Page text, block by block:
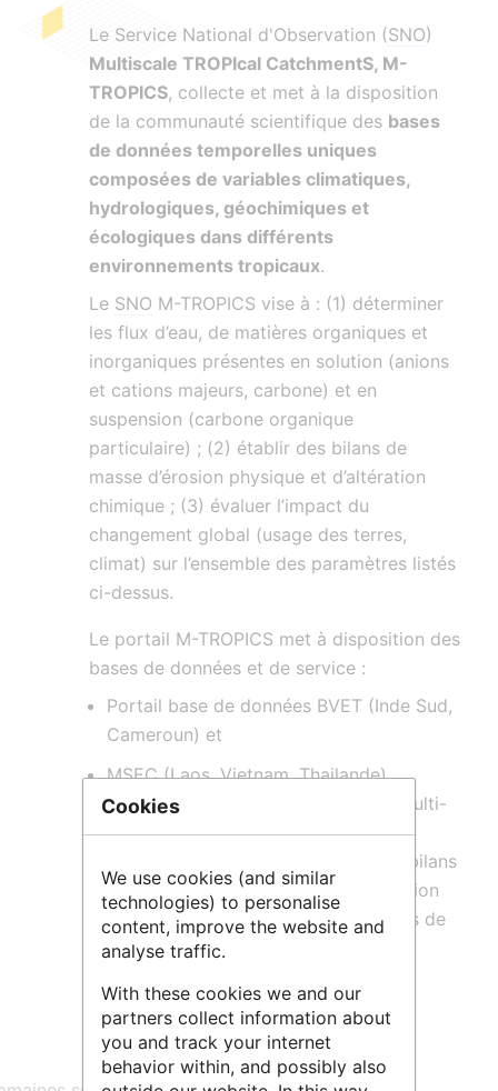
Le Service National d'Observation (SNO)
Multiscale TROPIcal CatchmentS, M-
TROPICS, collecte et met à la disposition
de la communauté scientifique des bases
de données temporelles uniques
composées de variables climatiques,
hydrologiques, géochimiques et
écologiques dans différents
environnements tropicaux.
Le SNO M-TROPICS vise à : (1) déterminer
les flux d’eau, de matières organiques et
inorganiques présentes en solution (anions
et cations majeurs, carbone) et en
suspension (carbone organique
particulaire) ; (2) établir des bilans de
masse d’érosion physique et d’altération
chimique ; (3) évaluer l’impact du
changement global (usage des terres,
climat) sur l’ensemble des paramètres listés
ci-dessus.
Le portail M-TROPICS met à disposition des
bases de données et de service :
Portail base de données BVET (Inde Sud,
Cameroun) et
MSEC (Laos, Vietnam, Thailande).
Données multi-sites, multi-capteurs, multi-
type, multi-échelles: flux (eau, matière
organique et inorganique en solution, bilans
de masse d’érosion physique et altération
chimique, changement global. Données de
télédétection. Multidisciplinaire :
agronomie, écologie.
Cookies
We use cookies (and similar
technologies) to personalise
content, improve the website and
analyse traffic.
With these cookies we and our
partners collect information about
you and track your internet
behavior within, and possibly also